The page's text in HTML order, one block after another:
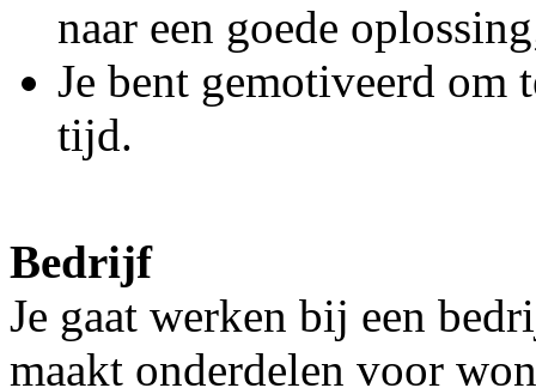
naar een goede
Je bent gemotiveerd om
tijd.
Bedrijf
Je gaat werken bij een
maakt onderdelen voor